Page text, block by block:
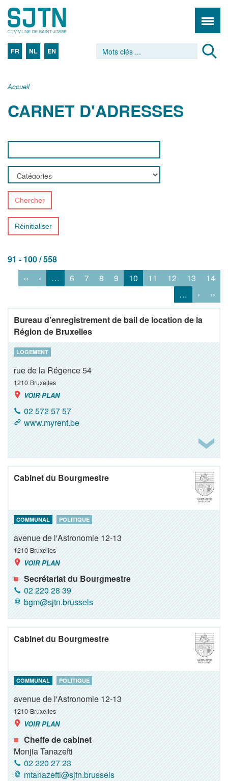
FR NL EN
Accueil
CARNET D'ADRESSES
Chercher
Réinitialiser
91 - 100 / 558
‹‹
‹ … 6 7 8 9 10 11 12 13
14
…
› ››
Bureau d’enregistrement de bail de location de la
Région de Bruxelles
LOGEMENT
rue de la Régence 54
1210 Bruxelles
VOIR PLAN
02 572 57 57
www.myrent.be
Cabinet du Bourgmestre
COMMUNAL POLITIQUE
avenue de l'Astronomie 12-13
1210 Bruxelles
VOIR PLAN
Secrétariat du Bourgmestre
02 220 28 39
bgm@sjtn.brussels
Cabinet du Bourgmestre
COMMUNAL POLITIQUE
avenue de l'Astronomie 12-13
1210 Bruxelles
VOIR PLAN
Cheffe de cabinet
Monjia Tanazefti
02 220 27 23
mtanazefti@sjtn.brussels